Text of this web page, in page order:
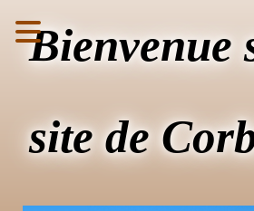
Bienvenue
site de